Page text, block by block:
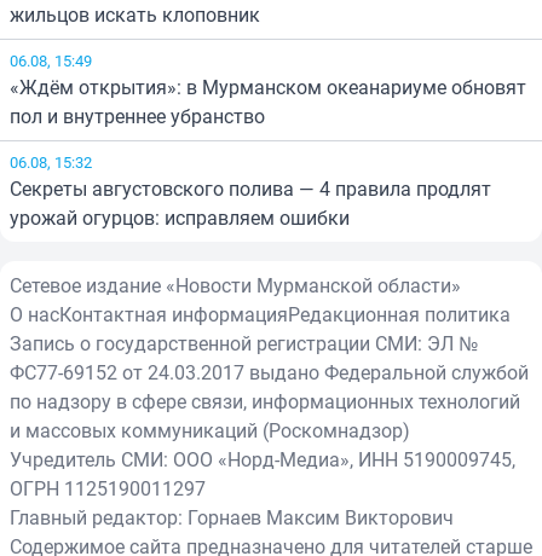
жильцов искать клоповник
06.08, 15:49
«Ждём открытия»: в Мурманском океанариуме обновят
пол и внутреннее убранство
06.08, 15:32
Секреты августовского полива — 4 правила продлят
урожай огурцов: исправляем ошибки
Сетевое издание «Новости Мурманской области»
О насКонтактная информацияРедакционная политика
Запись о государственной регистрации СМИ: ЭЛ №
ФС77-69152 от 24.03.2017 выдано Федеральной службой
по надзору в сфере связи, информационных технологий
и массовых коммуникаций (Роскомнадзор)
Учредитель СМИ: ООО «Норд-Медиа», ИНН 5190009745,
ОГРН 1125190011297
Главный редактор: Горнаев Максим Викторович
Содержимое сайта предназначено для читателей старше